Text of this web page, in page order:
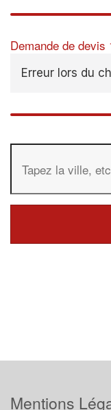
Demande de devis
Erreur lors du
Mentions